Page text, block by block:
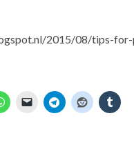
2015/08/tips-